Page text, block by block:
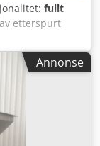
fullt
etterspurt
PET-flak,
materialetAnnonse